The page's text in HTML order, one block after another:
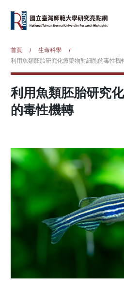
首頁 / 生命科學
/
利用魚類胚胎研究化療藥物對細胞的毒性機
利用魚類胚胎研究
的毒性機轉